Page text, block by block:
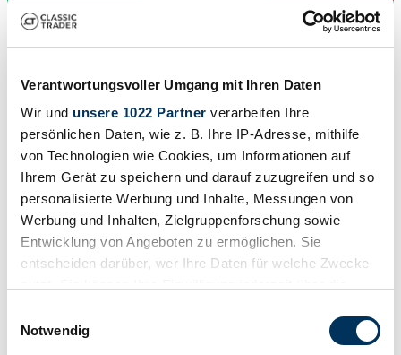
Verantwortungsvoller Umgang mit Ihren Daten
Wir und unsere 1022 Partner verarbeiten Ihre
persönlichen Daten, wie z. B. Ihre IP-Adresse, mithilfe
von Technologien wie Cookies, um Informationen auf
Ihrem Gerät zu speichern und darauf zuzugreifen und so
personalisierte Werbung und Inhalte, Messungen von
Werbung und Inhalten, Zielgruppenforschung sowie
Entwicklung von Angeboten zu ermöglichen. Sie
entscheiden darüber, wer Ihre Daten für welche Zwecke
Trigger Symbol ändern oder widerrufen
Notwendig
Venditore
Enduro / Scrambler
Chilometraggio (lettura)
3060 km
Potenza (kW/CV)
7 / 10